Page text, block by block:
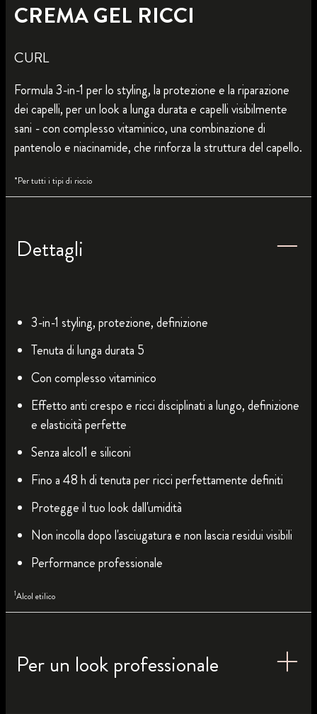
CREMA GEL RICCI
CURL
Formula 3-in-1 per lo styling, la protezione e la riparazione
dei capelli, per un look a lunga durata e capelli visibilmente
sani - con complesso vitaminico, una combinazione di
pantenolo e niacinamide, che rinforza la struttura del capello.
*Per tutti i tipi di riccio
Dettagli
3-in-1 styling, protezione, definizione
Tenuta di lunga durata 5
Con complesso vitaminico
Effetto anti crespo e ricci disciplinati a lungo, definizione
e elasticità perfette
Senza alcol1 e siliconi
Fino a 48 h di tenuta per ricci perfettamente definiti
Protegge il tuo look dall'umidità
Non incolla dopo l'asciugatura e non lascia residui visibili
Performance professionale
1Alcol etilico
Per un look professionale